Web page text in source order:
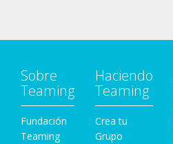
Sobre
Teaming
Fundación
Teaming
Haciendo
Teaming
Crea tu
Grupo